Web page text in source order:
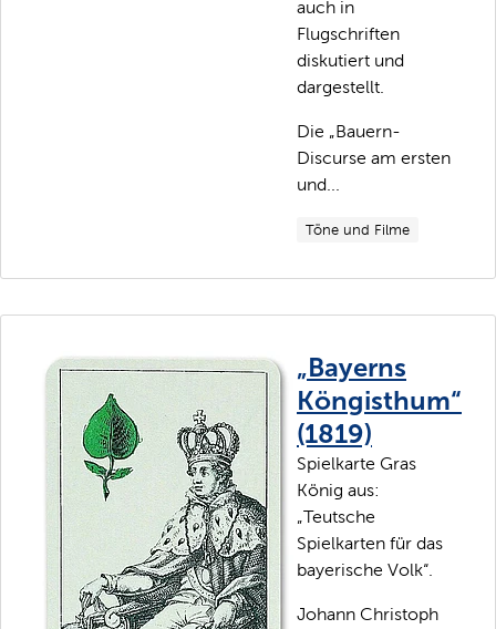
auch in
Flugschriften
diskutiert und
dargestellt.
Die „Bauern-
Discurse am ersten
und...
Töne und Filme
„Bayerns
Köngisthum“
(1819)
Spielkarte Gras
König aus:
„Teutsche
Spielkarten für das
bayerische Volk“.
Johann Christoph